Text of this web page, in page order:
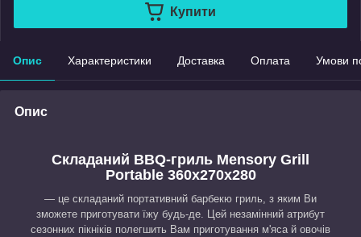
Купити
Опис Характеристики Доставка Оплата Умови
Опис
Складаний BBQ-гриль Mensory Grill
Portable 360x270x280
— це складаний портативний барбекю гриль, з яким Ви
зможете приготувати їжу будь-де. Цей незамінний атрибут
сезонних пікніків полегшить Вам приготування м'яса й овочів